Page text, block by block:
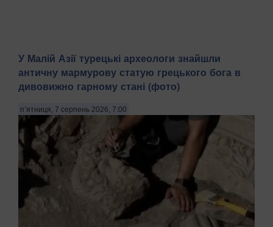
У Малій Азії турецькі археологи знайшли
античну мармурову статую грецького бога в
дивовижно гарному стані (фото)
п’ятниця, 7 серпень 2026, 7:00